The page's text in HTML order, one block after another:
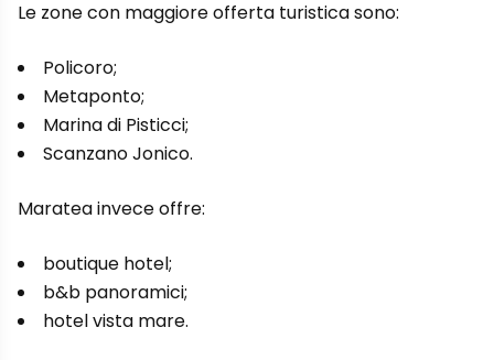
Le zone con maggiore offerta turistica sono:
Policoro;
Metaponto;
Marina di Pisticci;
Scanzano Jonico.
Maratea invece offre:
boutique hotel;
b&b panoramici;
hotel vista mare.